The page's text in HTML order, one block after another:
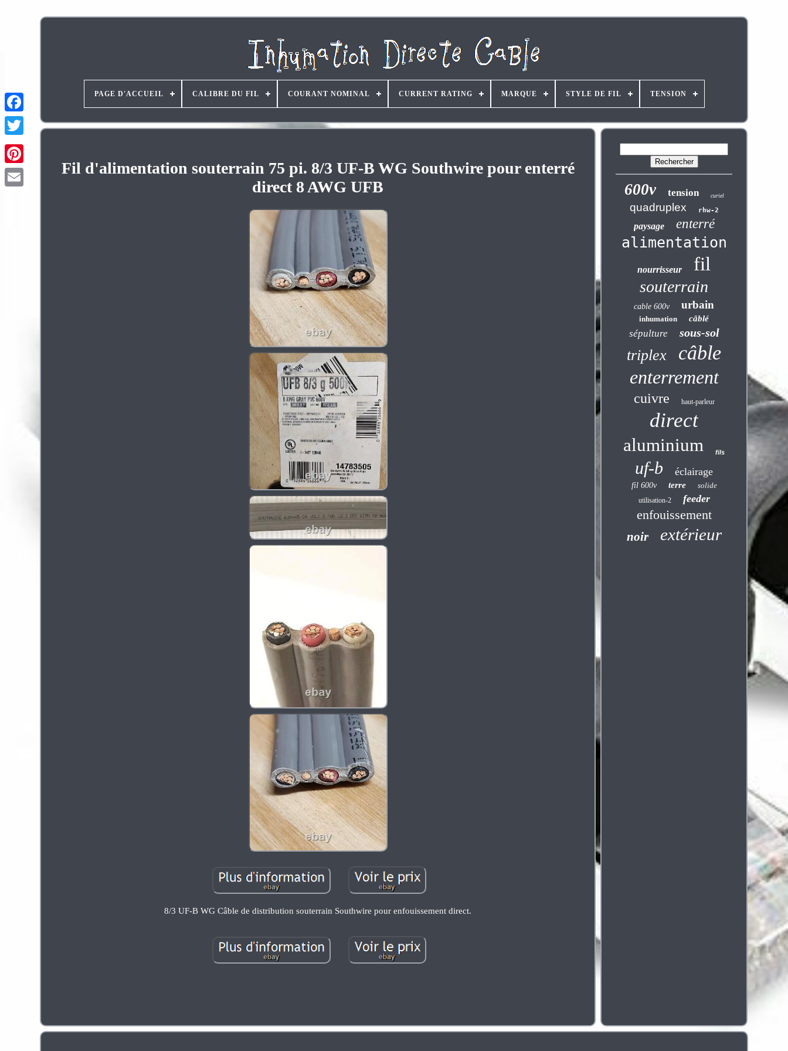
Pinterest
PAGE D'ACCUEIL CALIBRE DU FIL COURANT NOMINAL CURRENT RATING MARQUE STYLE DE FIL TENSION
Fil d'alimentation souterrain 75 pi. 8/3 UF-B WG Southwire pour enterré
direct 8 AWG UFB
8/3 UF-B WG Câble de distribution souterrain Southwire pour enfouissement direct.
600v tension curiel
quadruplex rhw-2
paysage enterré
alimentation
nourrisseur fil
souterrain
cable 600v urbain
inhumation câblé
sépulture sous-sol
triplex câble
enterrement
cuivre haut-parleur
direct
aluminium fils
uf-b éclairage
fil 600v terre solide
utilisation-2 feeder
enfouissement
noir extérieur